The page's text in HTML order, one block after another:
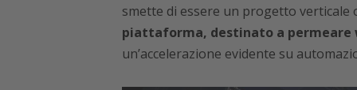
smette di essere un progetto verticale
piattaforma, destinato a
un’accelerazione evidente su